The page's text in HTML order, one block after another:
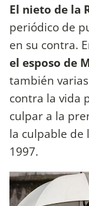
El nieto de la
periódico de
en su contra.
el esposo de
también
contra la vida
culpar a la
la culpable de
1997.